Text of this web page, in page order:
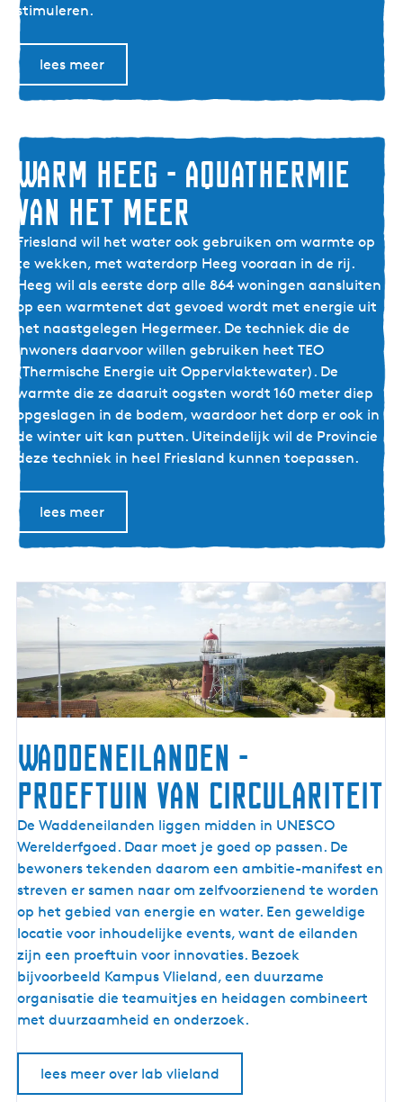
u
s
-
n
e
r
n
a
t
o
n
a
a
w
a
t
e
r
k
n
o
o
p
t
stimuleren.
lees meer
Warm Heeg - aquathermie
van het meer
W
a
r
m
H
e
e
g
-
a
q
u
a
t
h
r
m
e
a
n
e
t
e
e
r
Friesland wil het water ook gebruiken om warmte op
te wekken, met waterdorp Heeg vooraan in de rij.
Heeg wil als eerste dorp alle 864 woningen aansluiten
op een warmtenet dat gevoed wordt met energie uit
het naastgelegen Hegermeer. De techniek die de
inwoners daarvoor willen gebruiken heet TEO
(Thermische Energie uit Oppervlaktewater). De
warmte die ze daaruit oogsten wordt 160 meter diep
opgeslagen in de bodem, waardoor het dorp er ook in
de winter uit kan putten. Uiteindelijk wil de Provincie
deze techniek in heel Friesland kunnen toepassen.
lees meer
Waddeneilanden -
proeftuin van circulariteit
W
a
d
d
e
n
e
i
l
a
De Waddeneilanden liggen midden in UNESCO
Werelderfgoed. Daar moet je goed op passen. De
bewoners tekenden daarom een ambitie-manifest en
streven er samen naar om zelfvoorzienend te worden
op het gebied van energie en water. Een geweldige
locatie voor inhoudelijke events, want de eilanden
zijn een proeftuin voor innovaties. Bezoek
bijvoorbeeld Kampus Vlieland, een duurzame
organisatie die teamuitjes en heidagen combineert
met duurzaamheid en onderzoek.
lees meer over lab vlieland